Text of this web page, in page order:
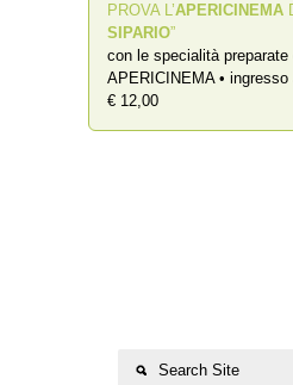
PROVA L’APERICINEMA
SIPARIO”
con le specialità
APERICINEMA •
€ 12,00